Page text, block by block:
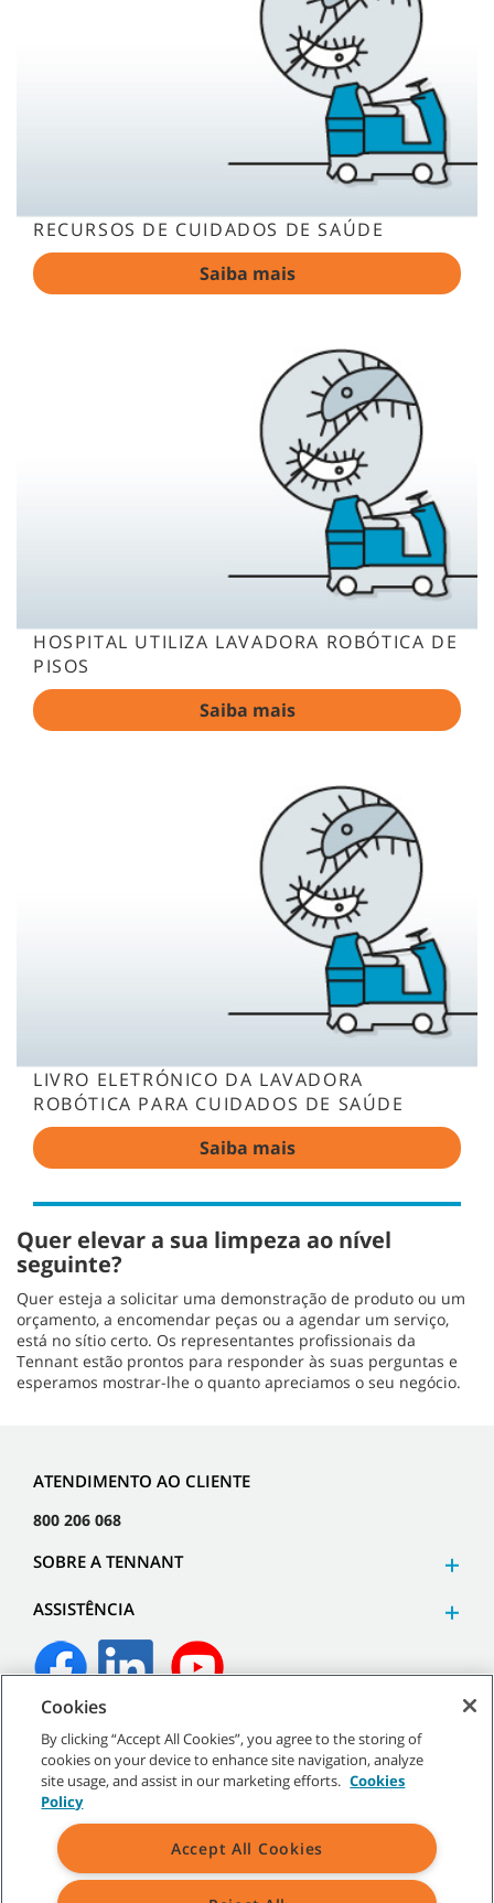
RECURSOS DE CUIDADOS DE SAÚDE
Saiba mais
HOSPITAL UTILIZA LAVADORA ROBÓTICA DE
PISOS
Saiba mais
LIVRO ELETRÓNICO DA LAVADORA
ROBÓTICA PARA CUIDADOS DE SAÚDE
Saiba mais
Quer elevar a sua limpeza ao nível
seguinte?
Quer esteja a solicitar uma demonstração de produto ou um
orçamento, a encomendar peças ou a agendar um serviço,
está no sítio certo. Os representantes profissionais da
Tennant estão prontos para responder às suas perguntas e
esperamos mostrar-lhe o quanto apreciamos o seu negócio.
ATENDIMENTO AO CLIENTE
800 206 068
SOBRE A TENNANT
ASSISTÊNCIA
©2026Tennant Company. Todos os direitos reservados.
Mapa do site | Termos de utilização
Termos
de venda
Cookies
By clicking “Accept All Cookies”, you agree to the storing of
cookies on your device to enhance site navigation, analyze
site usage, and assist in our marketing efforts. Cookies
Policy
Accept All Cookies